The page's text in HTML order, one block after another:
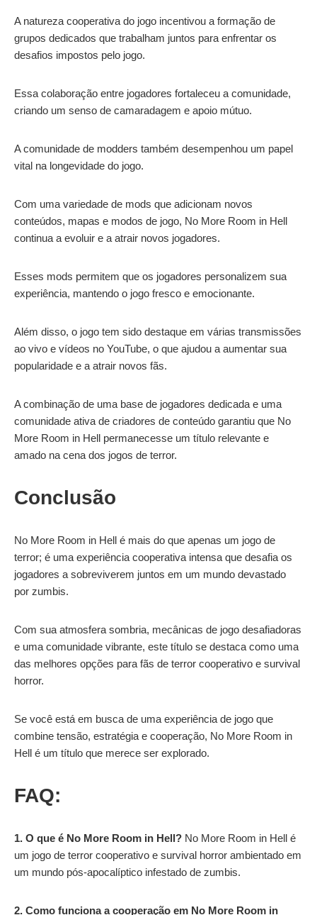
A natureza cooperativa do jogo incentivou a formação de
grupos dedicados que trabalham juntos para enfrentar os
desafios impostos pelo jogo.
Essa colaboração entre jogadores fortaleceu a comunidade,
criando um senso de camaradagem e apoio mútuo.
A comunidade de modders também desempenhou um papel
vital na longevidade do jogo.
Com uma variedade de mods que adicionam novos
conteúdos, mapas e modos de jogo, No More Room in Hell
continua a evoluir e a atrair novos jogadores.
Esses mods permitem que os jogadores personalizem sua
experiência, mantendo o jogo fresco e emocionante.
Além disso, o jogo tem sido destaque em várias transmissões
ao vivo e vídeos no YouTube, o que ajudou a aumentar sua
popularidade e a atrair novos fãs.
A combinação de uma base de jogadores dedicada e uma
comunidade ativa de criadores de conteúdo garantiu que No
More Room in Hell permanecesse um título relevante e
amado na cena dos jogos de terror.
Conclusão
No More Room in Hell é mais do que apenas um jogo de
terror; é uma experiência cooperativa intensa que desafia os
jogadores a sobreviverem juntos em um mundo devastado
por zumbis.
Com sua atmosfera sombria, mecânicas de jogo desafiadoras
e uma comunidade vibrante, este título se destaca como uma
das melhores opções para fãs de terror cooperativo e survival
horror.
Se você está em busca de uma experiência de jogo que
combine tensão, estratégia e cooperação, No More Room in
Hell é um título que merece ser explorado.
FAQ:
1. O que é No More Room in Hell? No More Room in Hell é
um jogo de terror cooperativo e survival horror ambientado em
um mundo pós-apocalíptico infestado de zumbis.
2. Como funciona a cooperação em No More Room in